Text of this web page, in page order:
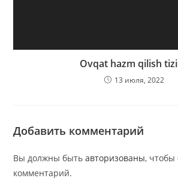
Ovqat hazm qilish
13 июля, 2022
Добавить комментарий
Вы должны бытьавторизованы, чтобы
комментарий.